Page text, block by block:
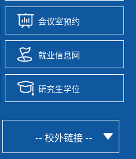
会议室预约
就业信息网
研究生学位
-- 校外链接 --